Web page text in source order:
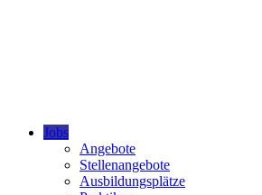
Jobs
Angebote
Stellenangebote
Ausbildungsplätze